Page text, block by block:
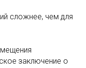
сложнее, чем для
заключение о